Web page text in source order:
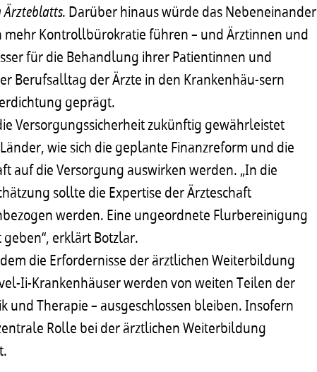
Ärzteblatts. Darüber hinaus würde das Nebeneinander
mehr Kontrollbürokratie führen – und Ärztinnen und
für die Behandlung ihrer Patientinnen und
Berufsalltag der Ärzte in den Krankenhäu-sern
geprägt.
Versorgungssicherheit zukünftig gewährleistet
wie sich die geplante Finanzreform und die
auf die Versorgung auswirken werden. „In die
sollte die Expertise der Ärzteschaft
werden. Eine ungeordnete Flurbereinigung
erklärt Botzlar.
die Erfordernisse der ärztlichen Weiterbildung
Ii-Krankenhäuser werden von weiten Teilen der
und Therapie – ausgeschlossen bleiben. Insofern
Rolle bei der ärztlichen Weiterbildung